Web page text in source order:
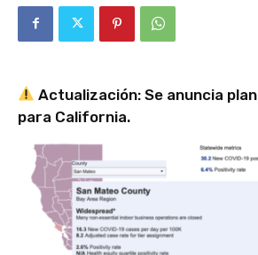
Actualización: Se anuncia
para California.